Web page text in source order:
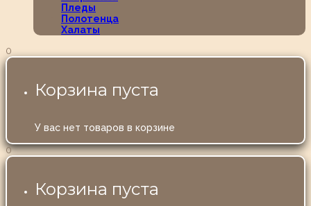
Пледы
Полотенца
Халаты
0
Корзина пуста
У вас нет товаров в корзине
0
Корзина пуста